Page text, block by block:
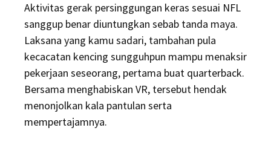
Aktivitas gerak persinggungan keras sesuai NFL
sanggup benar diuntungkan sebab tanda maya.
Laksana yang kamu sadari, tambahan pula
kecacatan kencing sungguhpun mampu menaksir
pekerjaan seseorang, pertama buat quarterback.
Bersama menghabiskan VR, tersebut hendak
menonjolkan kala pantulan serta
mempertajamnya.